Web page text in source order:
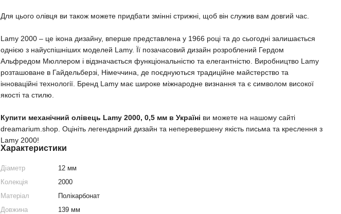
Для цього олівця ви також можете придбати змінні стрижні, щоб він служив вам довгий час.
Lamy 2000 – це ікона дизайну, вперше представлена у 1966 році та до сьогодні залишається
однією з найуспішніших моделей Lamy. Її позачасовий дизайн розроблений Гердом
Альфредом Мюллером і відзначається функціональністю та елегантністю. Виробництво Lamy
розташоване в Гайдельберзі, Німеччина, де поєднуються традиційне майстерство та
інноваційні технології. Бренд Lamy має широке міжнародне визнання та є символом високої
якості та стилю.
Купити механічний олівець Lamy 2000, 0,5 мм в Україні ви можете на нашому сайті
dreamarium.shop. Оцініть легендарний дизайн та неперевершену якість письма та креслення з
Lamy 2000!
Характеристики
Діаметр
12 мм
Колекція
2000
Матеріал
Полікарбонат
Довжина
139 мм